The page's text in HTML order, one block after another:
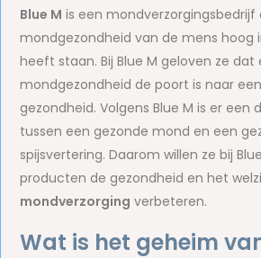
Blue M is een mondverzorgingsbedrijf
mondgezondheid van de mens hoog
heeft staan. Bij Blue M geloven ze dat
mondgezondheid de poort is naar
gezondheid. Volgens Blue M is er een
tussen een gezonde mond en een
spijsvertering. Daarom willen ze bij
producten de gezondheid en het
mondverzorging verbeteren.
Wat is het geheim